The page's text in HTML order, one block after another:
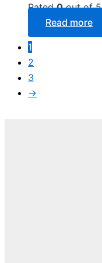
Rated0out of 5
Read more
1
2
3
→